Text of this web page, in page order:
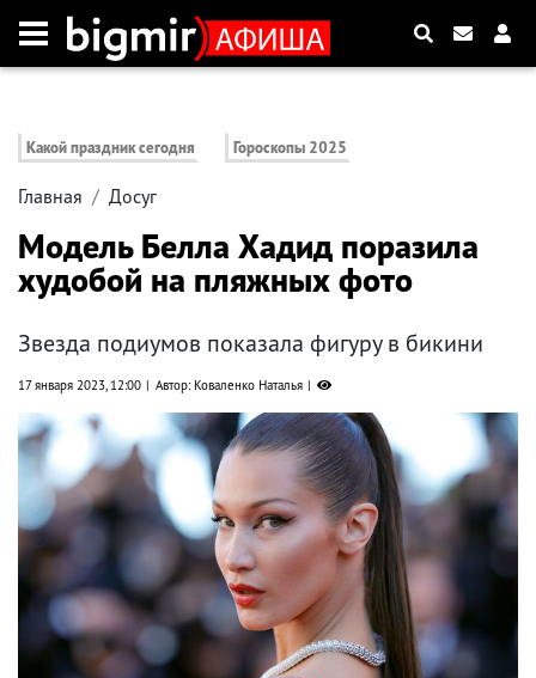
Какой праздник сегодня Гороскопы 2025
Главная Досуг
Модель Белла Хадид поразила
худобой на пляжных фото
Звезда подиумов показала фигуру в бикини
17 января 2023, 12:00 Автор: Коваленко Наталья